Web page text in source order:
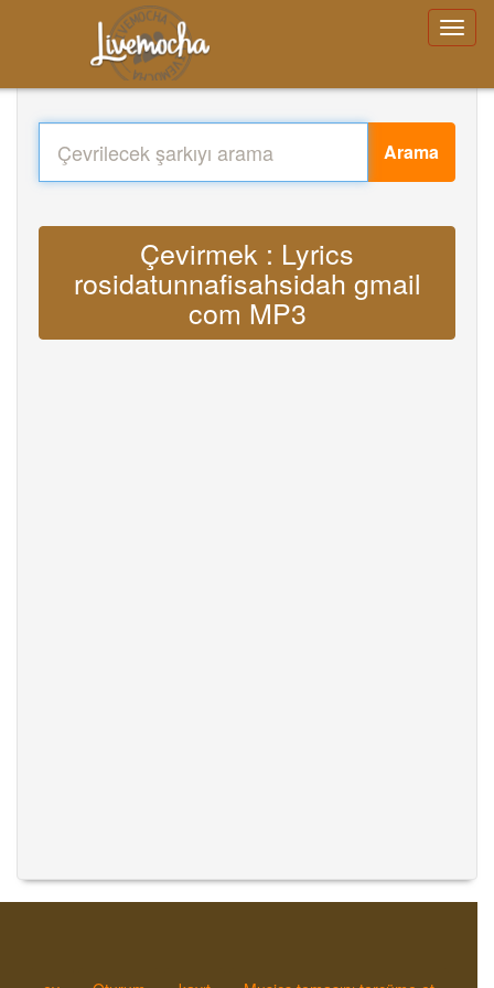
Arama
Çevirmek : Lyrics
rosidatunnafisahsidah gmail
com MP3